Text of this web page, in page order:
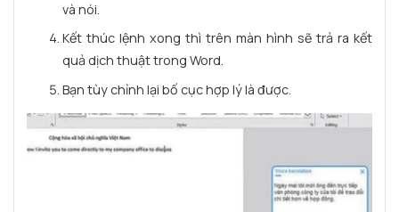
và nói.
Kết thúc lệnh xong thì trên màn hình sẽ trả ra kết
quả dịch thuật trong Word.
Bạn tùy chỉnh lại bố cục hợp lý là được.